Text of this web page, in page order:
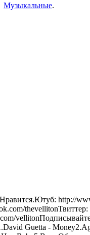
Музыкальные.
http://
thevellitonТвиттер:
Guetta -